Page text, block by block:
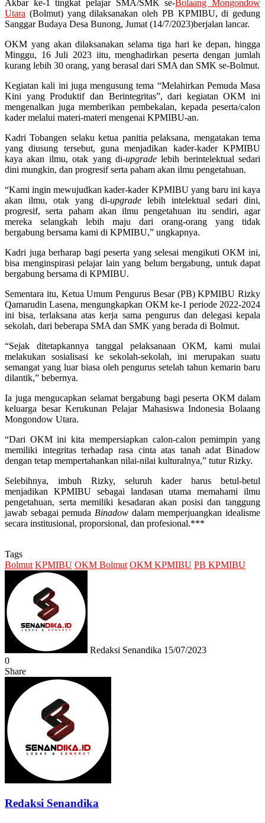
Akbar ke-1 tingkat pelajar SMA/SMK se-Bolaang Mongondow
Utara (Bolmut) yang dilaksanakan oleh PB KPMIBU, di gedung
Sanggar Budaya Desa Bunong, Jumat (14/7/2023)berjalan lancar.
OKM yang akan dilaksanakan selama tiga hari ke depan, hingga
Minggu, 16 Juli 2023 iitu, menghadirkan peserta dengan jumlah
kurang lebih 30 orang, yang berasal dari SMA dan SMK se-Bolmut.
Kegiatan kali ini juga mengusung tema “Melahirkan Pemuda Masa
Kini yang Produktif dan Berintegritas”, dari kegiatan OKM ini
mengenalkan juga memberikan pembekalan, kepada peserta/calon
kader melalui materi-materi mengenai KPMIBU-an.
Kadri Tobangen selaku ketua panitia pelaksana, mengatakan tema
yang diusung tersebut, guna menjadikan kader-kader KPMIBU
kaya akan ilmu, otak yang di-upgradelebih berintelektual sedari
dini mungkin, dan progresif serta paham akan ilmu pengetahuan.
“Kami ingin mewujudkan kader-kader KPMIBU yang baru ini kaya
akan ilmu, otak yang di-upgradelebih intelektual sedari dini,
progresif, serta paham akan ilmu pengetahuan itu sendiri, agar
mereka selangkah lebih maju dari orang-orang yang tidak
bergabung bersama kami di KPMIBU,” ungkapnya.
Kadri juga berharap bagi peserta yang selesai mengikuti OKM ini,
bisa menginspirasi pelajar lain yang belum bergabung, untuk dapat
bergabung bersama di KPMIBU.
Sementara itu, Ketua Umum Pengurus Besar (PB) KPMIBU Rizky
Qamarudin Lasena, mengungkapkan OKM ke-1 periode 2022-2024
ini bisa, terlaksana atas kerja sama pengurus dan delegasi kepala
sekolah, dari beberapa SMA dan SMK yang berada di Bolmut.
“Sejak ditetapkannya tanggal pelaksanaan OKM, kami mulai
melakukan sosialisasi ke sekolah-sekolah, ini merupakan suatu
semangat yang luar biasa oleh pengurus setelah tahun kemarin baru
dilantik,” bebernya.
Ia juga mengucapkan selamat bergabung bagi peserta OKM dalam
keluarga besar Kerukunan Pelajar Mahasiswa Indonesia Bolaang
Mongondow Utara.
“Dari OKM ini kita mempersiapkan calon-calon pemimpin yang
memiliki integritas terhadap rasa cinta atas tanah adat Binadow
dengan tetap mempertahankan nilai-nilai kulturalnya,” tutur Rizky.
Selebihnya, imbuh Rizky, seluruh kader harus betul-betul
menjadikan KPMIBU sebagai landasan utama memahami ilmu
pengetahuan, serta memiliki kesadaran akan posisi dan tanggung
jawab sebagai pemuda Binadow dalam memperjuangkan idealisme
secara institusional, proporsional, dan profesional.***
Tags
Bolmut KPMIBU OKM Bolmut OKM KPMIBU PB KPMIBU
Redaksi Senandika 15/07/2023
0
Share
Facebook
Messenger
Messenger
WhatsApp
Telegram
Redaksi Senandika